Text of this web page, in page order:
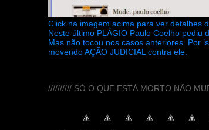
Click na imagem acima para ver detalhes
Neste último PLÁGIO Paulo Coelho pediu
Mas não tocou nos casos anteriores. Por
movendo AÇÃO JUDICIAL contra ele.
////////// SÓ O QUE ESTÁ MORTO NÃO